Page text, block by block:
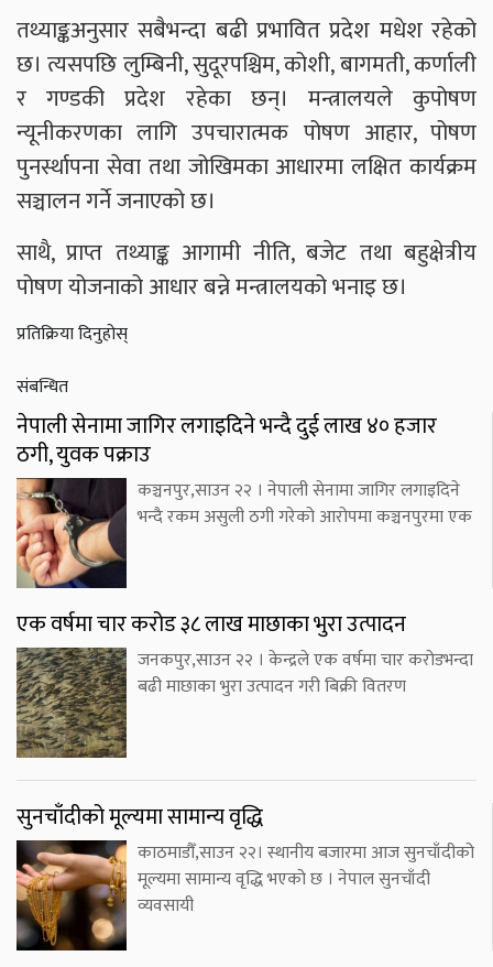
तथ्याङ्कअनुसार सबैभन्दा बढी प्रभावित प्रदेश मधेश रहेको
छ। त्यसपछि लुम्बिनी, सुदूरपश्चिम, कोशी, बागमती, कर्णाली
र गण्डकी प्रदेश रहेका छन्। मन्त्रालयले कुपोषण
न्यूनीकरणका लागि उपचारात्मक पोषण आहार, पोषण
पुनर्स्थापना सेवा तथा जोखिमका आधारमा लक्षित कार्यक्रम
सञ्चालन गर्ने जनाएको छ।
साथै, प्राप्त तथ्याङ्क आगामी नीति, बजेट तथा बहुक्षेत्रीय
पोषण योजनाको आधार बन्ने मन्त्रालयको भनाइ छ।
प्रतिक्रिया दिनुहोस्
संबन्धित
नेपाली सेनामा जागिर लगाइदिने भन्दै दुई लाख ४० हजार
ठगी, युवक पक्राउ
कञ्चनपुर,साउन २२ । नेपाली सेनामा जागिर लगाइदिने
भन्दै रकम असुली ठगी गरेको आरोपमा कञ्चनपुरमा एक
एक वर्षमा चार करोड ३८ लाख माछाका भुरा उत्पादन
जनकपुर,साउन २२ । केन्द्रले एक वर्षमा चार करोडभन्दा
बढी माछाका भुरा उत्पादन गरी बिक्री वितरण
सुनचाँदीको मूल्यमा सामान्य वृद्धि
काठमाडौँ,साउन २२। स्थानीय बजारमा आज सुनचाँदीको
मूल्यमा सामान्य वृद्धि भएको छ । नेपाल सुनचाँदी
व्यवसायी